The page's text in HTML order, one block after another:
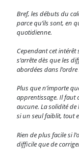
Bref, les débuts du
parce qu’ils sont, en
quotidienne.
Cependant cet
s’arrête dès que les
abordées dans
Plus que n’importe
apprentissage. Il faut
aucune. La solidité de
si un seul faiblit, tout
Rien de plus facile si
difficile que de